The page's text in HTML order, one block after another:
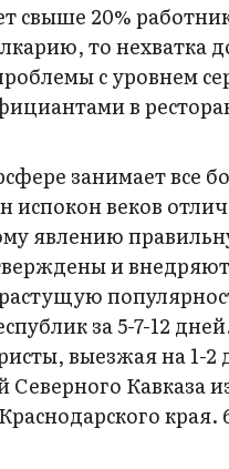
свыше 20%
то нехватка
с уровнем
в
занимает все
веков
явлению
и
за 5-7-12
выезжая на 1-2
Кавказа